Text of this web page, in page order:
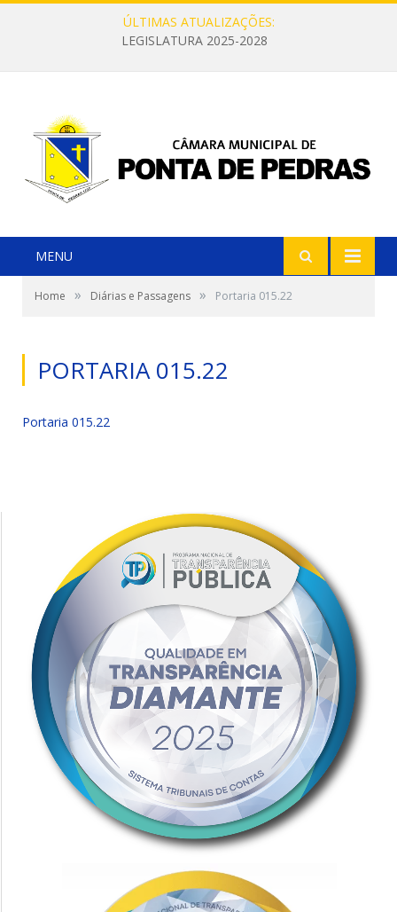
ÚLTIMAS ATUALIZAÇÕES:
LEGISLATURA 2025-2028
MENU
Home » Diárias e Passagens » Portaria 015.22
PORTARIA 015.22
Portaria 015.22